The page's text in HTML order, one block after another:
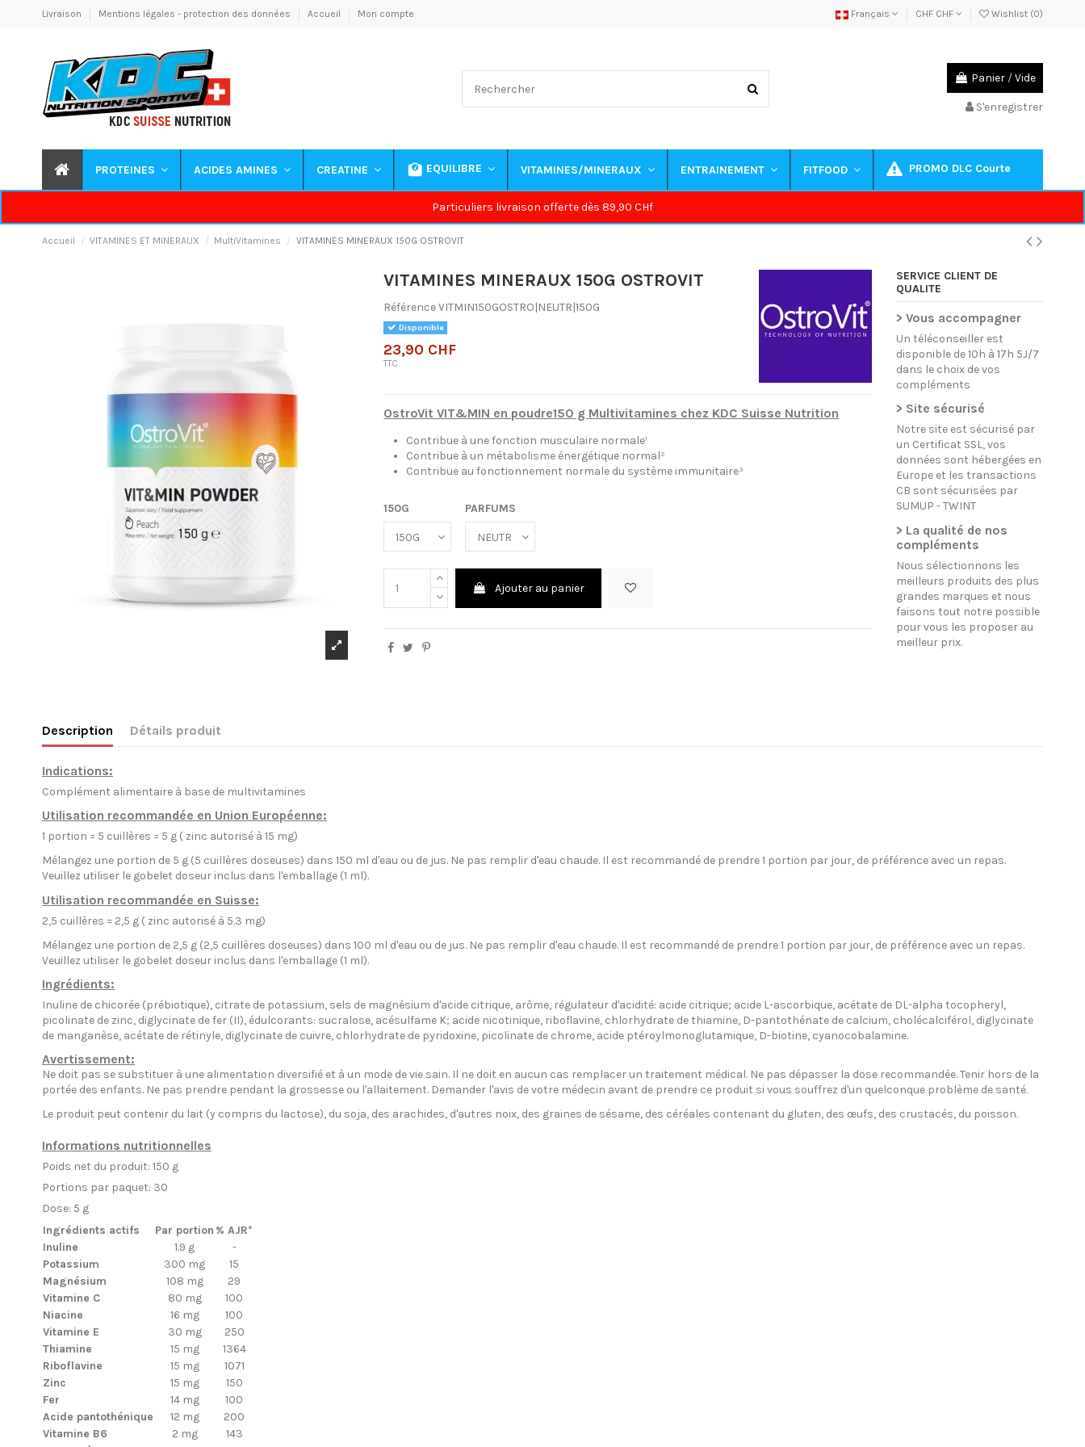
Livraison Mentions légales - protection des données Accueil Mon compte Français CHF CHF Wishlist (0)
Panier /Vide
S'enregistrer
PROTEINES ACIDES AMINES CREATINE EQUILIBRE VITAMINES/MINERAUX ENTRAINEMENT FITFOOD PROMO DLC Courte
Particuliers livraison offerte dès 89,90 CHf
Accueil VITAMINES ET MINERAUX MultiVitamines VITAMINES MINERAUX 150G OSTROVIT
VITAMINES MINERAUX 150G OSTROVIT
RéférenceVITMIN150GOSTRO|NEUTR|150G
Disponible
23,90 CHF
TTC
OstroVit VIT&MIN en poudre150 g Multivitamines chez KDC Suisse Nutrition
Contribue à une fonction musculaire normale¹
Contribue à un métabolisme énergétique normal²
Contribue au fonctionnement normale du système immunitaire³
150G PARFUMS
Ajouter au panier
SERVICE CLIENT DE
QUALITE
> Vous accompagner
Un téléconseiller est
disponible de 10h à 17h 5J/7
dans le choix de vos
compléments
> Site sécurisé
Notre site est sécurisé par
un Certificat SSL, vos
données sont hébergées en
Europe et les transactions
CB sont sécurisées par
SUMUP - TWINT
> La qualité de nos
compléments
Nous sélectionnons les
meilleurs produits des plus
grandes marques et nous
faisons tout notre possible
pour vous les proposer au
meilleur prix.
Description Détails produit
Indications:
Complément alimentaire à base de multivitamines
Utilisation recommandée en Union Européenne:
1 portion = 5 cuillères = 5 g ( zinc autorisé à 15 mg)
Mélangez une portion de 5 g (5 cuillères doseuses) dans 150 ml d'eau ou de jus. Ne pas remplir d'eau chaude. Il est recommandé de prendre 1 portion par jour, de préférence avec un repas.
Veuillez utiliser le gobelet doseur inclus dans l'emballage (1 ml).
Utilisation recommandée en Suisse:
2,5 cuillères = 2,5 g ( zinc autorisé à 5.3 mg)
Mélangez une portion de 2,5 g (2,5 cuillères doseuses) dans 100 ml d'eau ou de jus. Ne pas remplir d'eau chaude. Il est recommandé de prendre 1 portion par jour, de préférence avec un repas.
Veuillez utiliser le gobelet doseur inclus dans l'emballage (1 ml).
Ingrédients:
Inuline de chicorée (prébiotique), citrate de potassium, sels de magnésium d'acide citrique, arôme, régulateur d'acidité: acide citrique; acide L-ascorbique, acétate de DL-alpha tocopheryl,
picolinate de zinc, diglycinate de fer (II), édulcorants: sucralose, acésulfame K; acide nicotinique, riboflavine, chlorhydrate de thiamine, D-pantothénate de calcium, cholécalciférol, diglycinate
de manganèse, acétate de rétinyle, diglycinate de cuivre, chlorhydrate de pyridoxine, picolinate de chrome, acide ptéroylmonoglutamique, D-biotine, cyanocobalamine.
Avertissement:
Ne doit pas se substituer à une alimentation diversifié et à un mode de vie sain. Il ne doit en aucun cas remplacer un traitement médical. Ne pas dépasser la dose recommandée. Tenir hors de la
portée des enfants. Ne pas prendre pendant la grossesse ou l'allaitement. Demander l'avis de votre médecin avant de prendre ce produit si vous souffrez d'un quelconque problème de santé.
Le produit peut contenir du lait (y compris du lactose), du soja, des arachides, d'autres noix, des graines de sésame, des céréales contenant du gluten, des œufs, des crustacés, du poisson.
Informations nutritionnelles
Poids net du produit: 150 g
Portions par paquet: 30
Dose: 5 g
Ingrédients actifs
Par portion % AJR*
Inuline
1.9 g
-
Potassium
300 mg
15
Magnésium
108 mg
29
Vitamine C
80 mg
100
Niacine
16 mg
100
Vitamine E
30 mg
250
Thiamine
15 mg
1364
Riboflavine
15 mg
1071
Zinc
15 mg
150
Fer
14 mg
100
Acide pantothénique
12 mg
200
Vitamine B6
2 mg
143